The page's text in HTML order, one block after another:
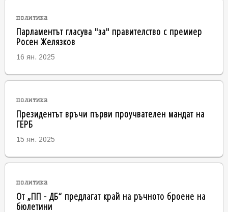
политика
Парламентът гласува "за" правителство с премиер
Росен Желязков
16 ян. 2025
политика
Президентът връчи първи проучвателен мандат на
ГЕРБ
15 ян. 2025
политика
От „ПП - ДБ“ предлагат край на ръчното броене на
бюлетини